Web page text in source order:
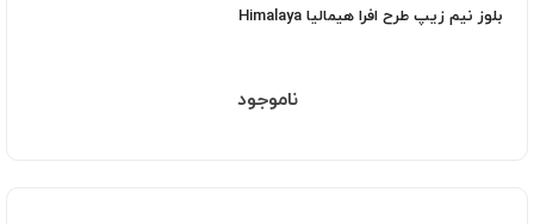
بلوز نیم زیپ طرح افرا هیمالیا Himalaya
ناموجود